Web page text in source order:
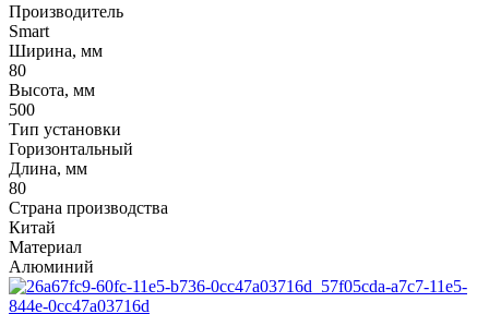
Производитель
Smart
Ширина, мм
80
Высота, мм
500
Тип установки
Горизонтальный
Длина, мм
80
Страна производства
Китай
Материал
Алюминий